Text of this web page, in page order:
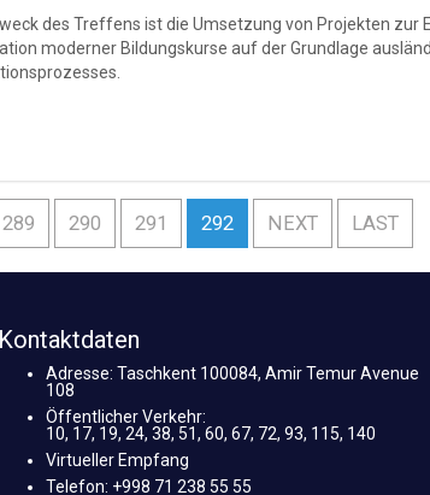
des Treffens ist die Umsetzung von Projekten zur
moderner Bildungskurse auf der Grundlage
289 290 291 292 NEXT LAST
Kontaktdaten
Adresse: Taschkent 100084, Amir Temur Avenue
108
Öffentlicher Verkehr:
10, 17, 19, 24, 38, 51, 60, 67, 72, 93, 115, 140
Virtueller Empfang
Telefon: +998 71 238 55 55